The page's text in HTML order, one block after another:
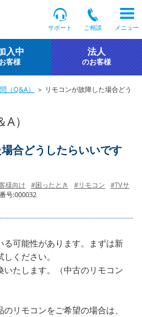
サポート ご相談 メニュー
入中
客様
法人
のお客様
（Q&A）
＞ リモコンが故障した場合どう
）
合どうしたらいいです
様向け #困ったとき #リモコン
#TVサ
号:000032
る可能性があります。まずは新
ください。
たします。（中古のリモコン
リモコンをご希望の場合は、